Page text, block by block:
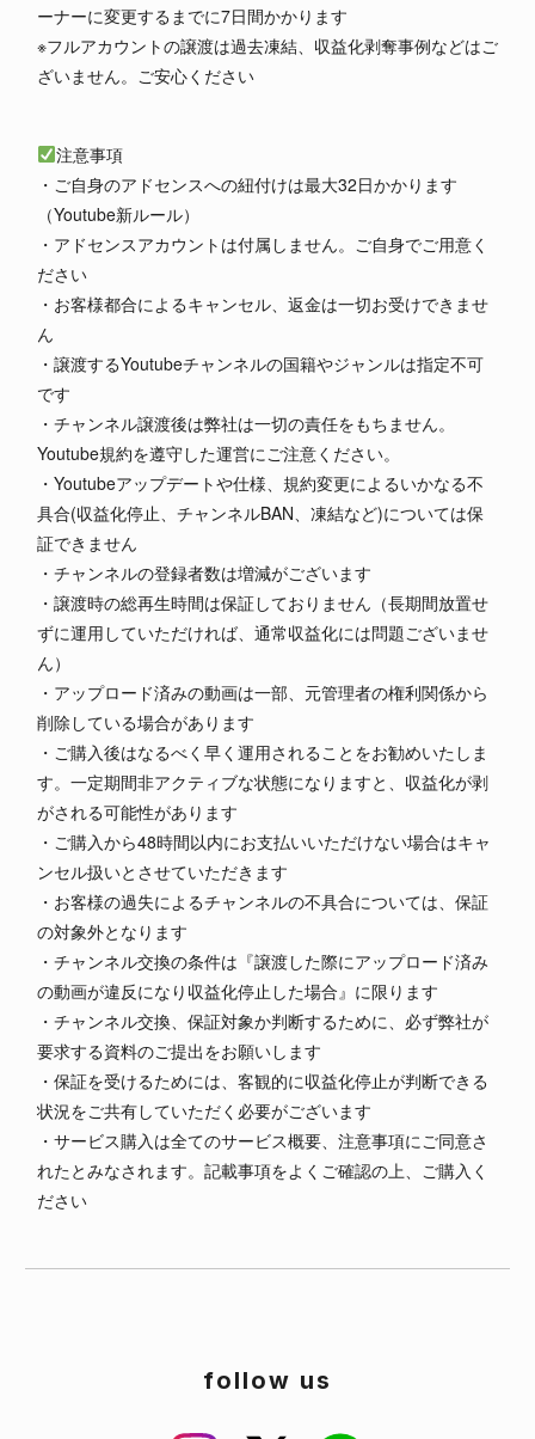
ーナーに変更するまでに7日間かかります
※フルアカウントの譲渡は過去凍結、収益化剥奪事例などはご
ざいません。ご安心ください
注意事項
・ご自身のアドセンスへの紐付けは最大32日かかります
（Youtube新ルール）
・アドセンスアカウントは付属しません。ご自身でご用意く
ださい
・お客様都合によるキャンセル、返金は一切お受けできませ
ん
・譲渡するYoutubeチャンネルの国籍やジャンルは指定不可
です
・チャンネル譲渡後は弊社は一切の責任をもちません。
Youtube規約を遵守した運営にご注意ください。
・Youtubeアップデートや仕様、規約変更によるいかなる不
具合(収益化停止、チャンネルBAN、凍結など)については保
証できません
・チャンネルの登録者数は増減がございます
・譲渡時の総再生時間は保証しておりません（長期間放置せ
ずに運用していただければ、通常収益化には問題ございませ
ん）
・アップロード済みの動画は一部、元管理者の権利関係から
削除している場合があります
・ご購入後はなるべく早く運用されることをお勧めいたしま
す。一定期間非アクティブな状態になりますと、収益化が剥
がされる可能性があります
・ご購入から48時間以内にお支払いいただけない場合はキャ
ンセル扱いとさせていただきます
・お客様の過失によるチャンネルの不具合については、保証
の対象外となります
・チャンネル交換の条件は『譲渡した際にアップロード済み
の動画が違反になり収益化停止した場合』に限ります
・チャンネル交換、保証対象か判断するために、必ず弊社が
要求する資料のご提出をお願いします
・保証を受けるためには、客観的に収益化停止が判断できる
状況をご共有していただく必要がございます
・サービス購入は全てのサービス概要、注意事項にご同意さ
れたとみなされます。記載事項をよくご確認の上、ご購入く
ださい
follow us